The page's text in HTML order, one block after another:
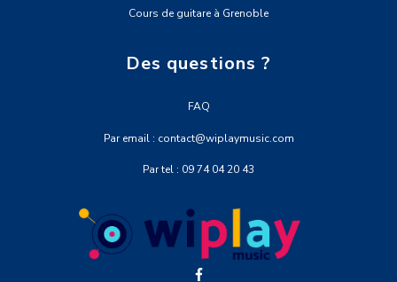
Cours de guitare à Grenoble
Des questions ?
FAQ
Par email : contact@wiplaymusic.com
Par tel : 09 74 04 20 43